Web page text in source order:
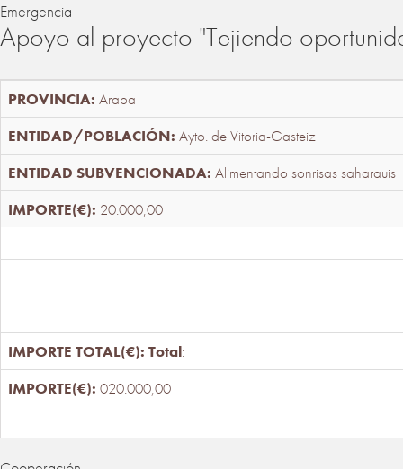
Emergencia
Apoyo al proyecto "Tejiendo
Araba
Ayto. de Vitoria-Gasteiz
Alimentando sonrisas saharauis
20.000,00
Total:
020.000,00